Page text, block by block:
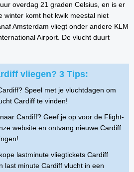
overdag 21 graden Celsius, en is er
winter komt het kwik meestal niet
Amsterdam vliegt onder andere KLM
Airport. De vlucht duurt
vliegen? 3 Tips:
Speel met je vluchtdagen om
Cardiff te vinden!
Cardiff? Geef je op voor de Flight-
website en ontvang nieuwe Cardiff
lastminute vliegtickets Cardiff
last minute Cardiff vlucht in een